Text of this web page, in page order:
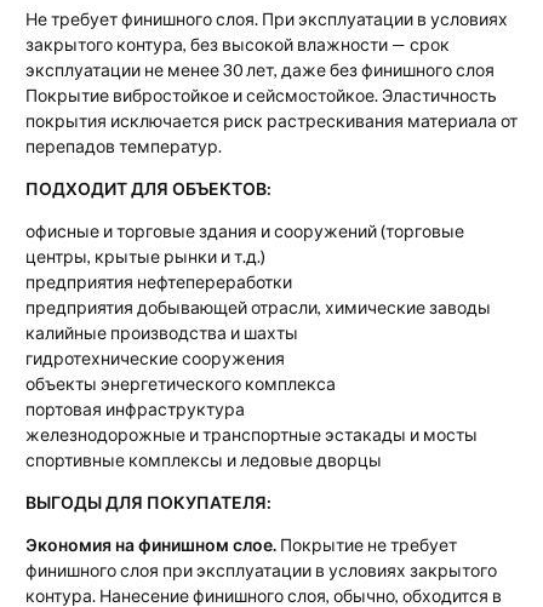
Не требует финишного слоя. При эксплуатации в условиях
закрытого контура, без высокой влажности — срок
эксплуатации не менее 30 лет, даже без финишного слоя
Покрытие вибростойкое и сейсмостойкое. Эластичность
покрытия исключается риск растрескивания материала от
перепадов температур.
ПОДХОДИТ ДЛЯ ОБЪЕКТОВ:
офисные и торговые здания и сооружений (торговые
центры, крытые рынки и т.д.)
предприятия нефтепереработки
предприятия добывающей отрасли, химические заводы
калийные производства и шахты
гидротехнические сооружения
объекты энергетического комплекса
портовая инфраструктура
железнодорожные и транспортные эстакады и мосты
спортивные комплексы и ледовые дворцы
ВЫГОДЫ ДЛЯ ПОКУПАТЕЛЯ:
Экономия на финишном слое. Покрытие не требует
финишного слоя при эксплуатации в условиях закрытого
контура. Нанесение финишного слоя, обычно, обходится в